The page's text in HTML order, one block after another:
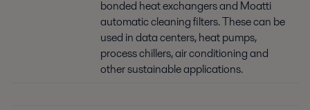
bonded heat exchangers and Moatti
automatic cleaning filters. These can be
used in data centers, heat pumps,
process chillers, air conditioning and
other sustainable applications.